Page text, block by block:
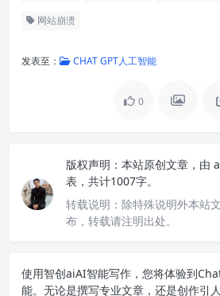
网站崩溃
发表至： CHAT GPT人工智能
0
版权声明： 本站原创文章，由
表，共计1007字。
转载说明： 除特殊说明外本站
布，转载请注明出处。
使用智创aiAI智能写作 ，您将体验到
能。无论是撰写专业文章，还是创作引